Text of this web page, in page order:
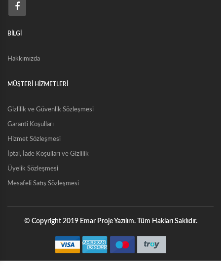
BİLGİ
Hakkımızda
MÜŞTERİ HİZMETLERİ
Gizlilik ve Güvenlik Sözleşmesi
Garanti Koşulları
Hizmet Sözleşmesi
İptal, İade Koşulları ve Gizlilik
Üyelik Sözleşmesi
Mesafeli Satış Sözleşmesi
© Copyright 2019 Emar Proje Yazılım. Tüm Hakları Saklıdır.